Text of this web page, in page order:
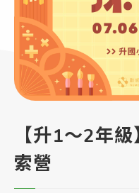
【升1～2年
索營